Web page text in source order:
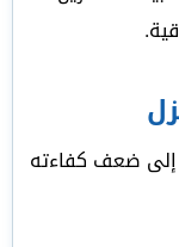
إلى ضعف كفاءته